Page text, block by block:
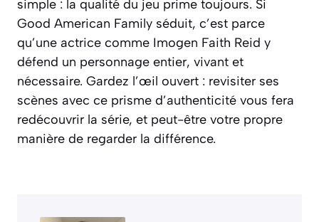
simple : la qualité du jeu prime toujours. Si
Good American Family séduit, c’est parce
qu’une actrice comme Imogen Faith Reid y
défend un personnage entier, vivant et
nécessaire. Gardez l’œil ouvert : revisiter ses
scènes avec ce prisme d’authenticité vous fera
redécouvrir la série, et peut-être votre propre
manière de regarder la différence.